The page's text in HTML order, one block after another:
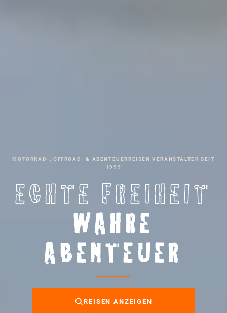
MOTORRAD-, OFFROAD- & ABENTEUERREISEN VERANSTALTER SEIT
1999
ECHTE FREIHEIT
WAHRE
ABENTEUER
REISEN ANZEIGEN